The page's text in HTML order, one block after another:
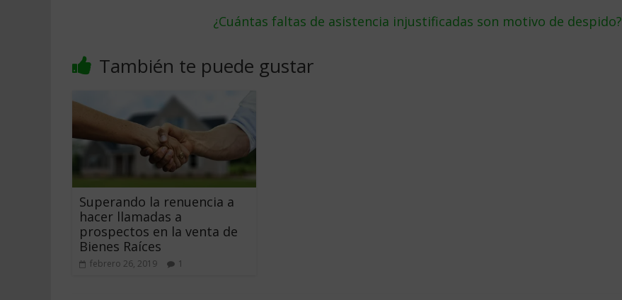
¿Cuántas faltas de asistencia injustificadas son motivo de despido?
También te puede gustar
Superando la renuencia a
hacer llamadas a
prospectos en la venta de
Bienes Raíces
febrero 26, 2019 1